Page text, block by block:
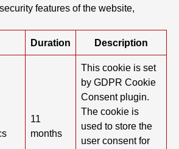
features of the website,
Duration Description
11
months
This cookie is set
by GDPR Cookie
Consent plugin.
The cookie is
used to store the
user consent for